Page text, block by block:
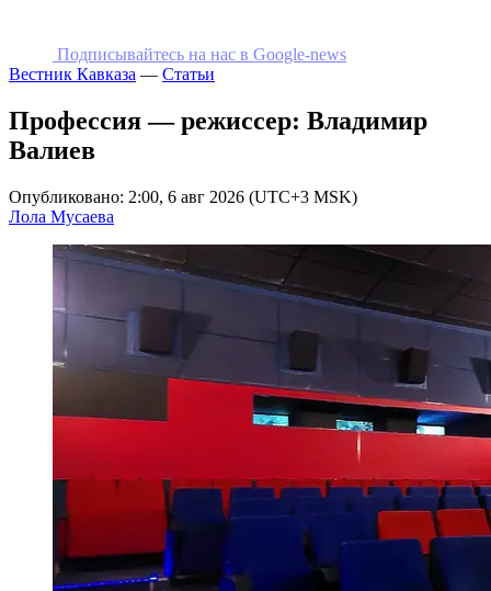
Подписывайтесь на наc в Google-news
Вестник Кавказа — Статьи
Профессия — режиссер: Владимир
Валиев
Опубликовано: 2:00, 6 авг 2026 (UTC+3 MSK)
Лола Мусаева